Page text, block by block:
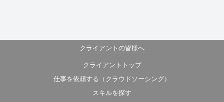
クライアントの皆様へ
クライアントトップ
仕事を依頼する（クラウドソーシング）
スキルを探す